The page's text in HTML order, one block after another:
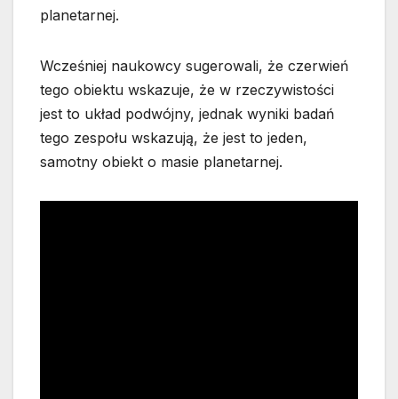
planetarnej.
Wcześniej naukowcy sugerowali, że czerwień
tego obiektu wskazuje, że w rzeczywistości
jest to układ podwójny, jednak wyniki badań
tego zespołu wskazują, że jest to jeden,
samotny obiekt o masie planetarnej.